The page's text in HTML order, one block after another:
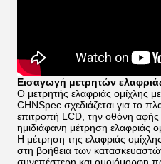
Εισαγωγή μετρητών
Ο μετρητής ελαφριάς ομίχλης
CHNSpec σχεδιάζεται για το
επιτροπή LCD, την οθόνη αφής
ημιδιάφανη μέτρηση ελαφριάς
Η μέτρηση της ελαφριάς
στη βοήθεια των